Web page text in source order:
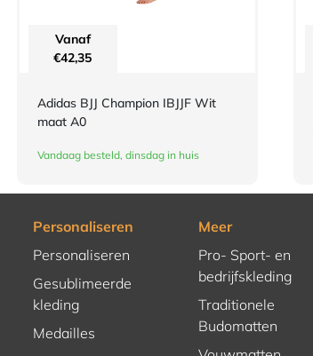
Vanaf
€42,35
Adidas BJJ Champion IBJJF Wit
maat A0
Vandaag besteld, dinsdag in huis
Personaliseren
Personaliseren
Gesublimeerde
kleding
Medailles
Meer
Pro- Sport- en
bedrijfskleding
Traditionele
Budomatten